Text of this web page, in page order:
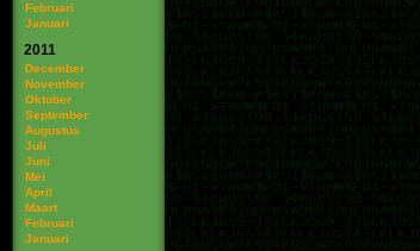
Februari
Januari
2011
December
November
Oktober
September
Augustus
Juli
Juni
Mei
April
Maart
Februari
Januari